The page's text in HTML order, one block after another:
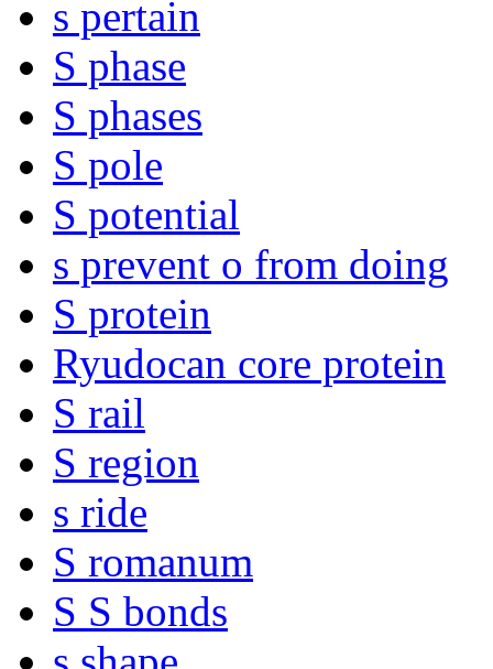
s pertain
S phase
S phases
S pole
S potential
s prevent o from doing
S protein
Ryudocan core protein
S rail
S region
s ride
S romanum
S S bonds